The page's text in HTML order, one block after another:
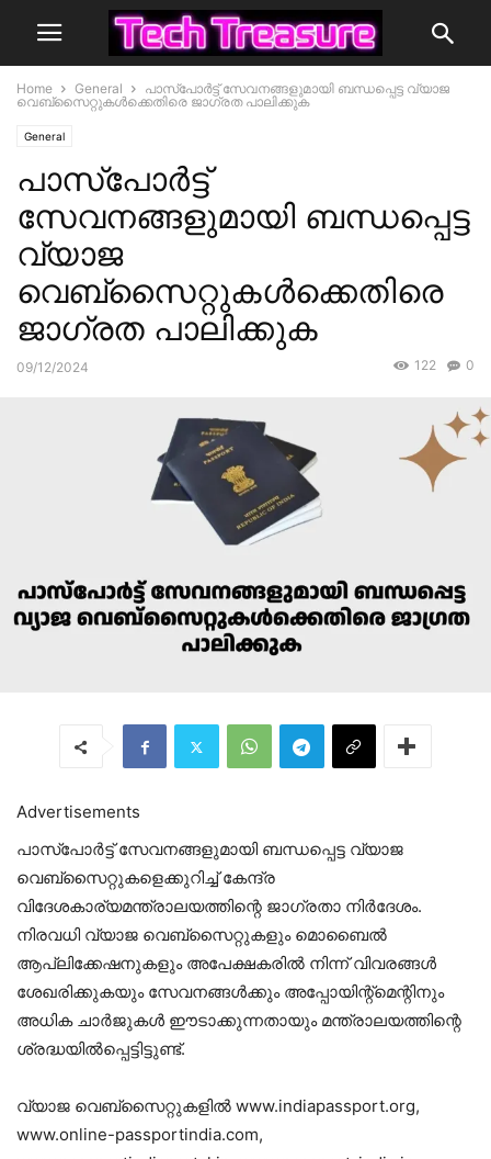
Home General
പാസ്‌പോർട്ട് സേവനങ്ങളുമായി ബന്ധപ്പെട്ട വ്യാജ
വെബ്സൈറ്റുകൾക്കെതിരെ ജാഗ്രത പാലിക്കുക
General
പാസ്‌പോർട്ട്
സേവനങ്ങളുമായി ബന്ധപ്പെട്ട
വ്യാജ
വെബ്സൈറ്റുകൾക്കെതിരെ
ജാഗ്രത പാലിക്കുക
09/12/2024 0
122
Advertisements
പാസ്‌പോർട്ട് സേവനങ്ങളുമായി ബന്ധപ്പെട്ട വ്യാജ
വെബ്‌സൈറ്റുകളെക്കുറിച്ച് കേന്ദ്ര
വിദേശകാര്യമന്ത്രാലയത്തിന്റെ ജാഗ്രതാ നിർദേശം.
നിരവധി വ്യാജ വെബ്‌സൈറ്റുകളും മൊബൈൽ
ആപ്ലിക്കേഷനുകളും അപേക്ഷകരിൽ നിന്ന് വിവരങ്ങൾ
ശേഖരിക്കുകയും സേവനങ്ങൾക്കും അപ്പോയിന്റ്‌മെന്റിനും
അധിക ചാർജുകൾ ഈടാക്കുന്നതായും മന്ത്രാലയത്തിന്റെ
ശ്രദ്ധയിൽപ്പെട്ടിട്ടുണ്ട്.
വ്യാജ വെബ്‌സൈറ്റുകളിൽ www.indiapassport.org,
www.online-passportindia.com,